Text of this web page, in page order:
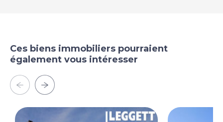
Ces biens immobiliers pourraient
également vous intéresser